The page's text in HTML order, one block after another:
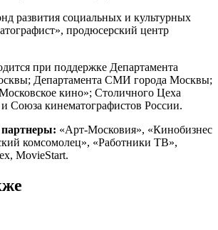
развития социальных и культурных
продюсерский центр
при поддержке Департамента
Департамента СМИ города Москвы;
кино»; Столичного Цеха
Союза кинематографистов России.
«Арт-Московия», «Кинобизнес
комсомолец», «Работники ТВ»,
MovieStart.